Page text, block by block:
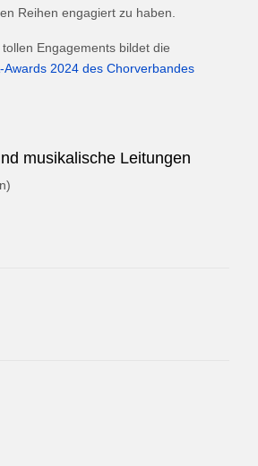
Reihen engagiert zu haben.
Engagements bildet die
Awards 2024 des Chorverbandes
musikalische Leitungen